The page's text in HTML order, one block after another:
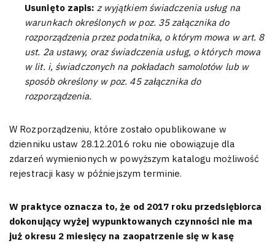
Usunięto zapis: z wyjątkiem świadczenia usług na
warunkach określonych w poz. 35 załącznika do
rozporządzenia przez podatnika, o którym mowa w art. 8
ust. 2a ustawy, oraz świadczenia usług, o których mowa
w lit. i, świadczonych na pokładach samolotów lub w
sposób określony w poz. 45 załącznika do
rozporządzenia.
W Rozporządzeniu, które zostało opublikowane w
dzienniku ustaw 28.12.2016 roku nie obowiązuje dla
zdarzeń wymienionych w powyższym katalogu możliwość
rejestracji kasy w późniejszym terminie.
W praktyce oznacza to, że od 2017 roku przedsiębiorca
dokonujący wyżej wypunktowanych czynności nie ma
już okresu 2 miesięcy na zaopatrzenie się w kasę